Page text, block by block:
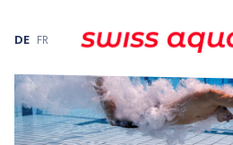
DE FR